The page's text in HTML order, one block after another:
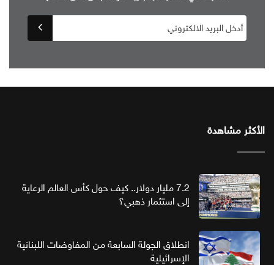
الأكثر مشاهدة
7.2 مليار دولار.. كيف حول كأس العالم الرعاية
إلى استثمار ذهبي؟
انطلاق الجولة السابعة من المفاوضات اللبنانية
الإسرائيلية